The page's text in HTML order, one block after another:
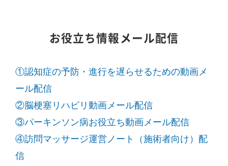
お役立ち情報メール配信
①認知症の予防・進行を遅らせるための動画メ
ール配信
②脳梗塞リハビリ動画メール配信
③パーキンソン病お役立ち動画メール配信
④訪問マッサージ運営ノート（施術者向け）配
信